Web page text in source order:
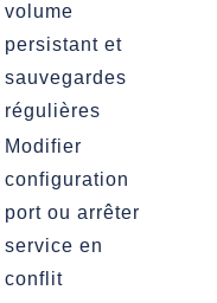
volume
persistant et
sauvegardes
régulières
Modifier
configuration
port ou arrêter
service en
conflit